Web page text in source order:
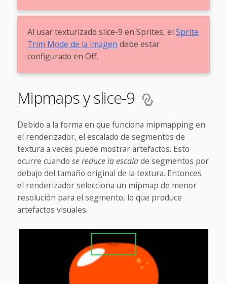
Al usar texturizado slice-9 en Sprites, elSprite
Trim Mode de la imagen debe estar
configurado en Off.
Mipmaps y slice-9
Debido a la forma en que funciona mipmapping en
el renderizador, el escalado de segmentos de
textura a veces puede mostrar artefactos. Esto
ocurre cuando se reduce la escalade segmentos por
debajo del tamaño original de la textura. Entonces
el renderizador selecciona un mipmap de menor
resolución para el segmento, lo que produce
artefactos visuales.